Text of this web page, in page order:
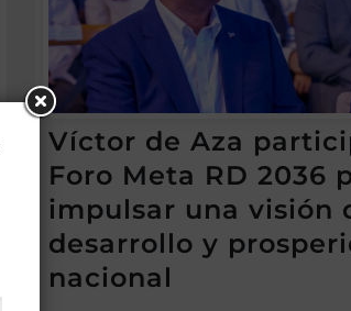
Víctor de Aza
Foro Meta RD 2036
impulsar una visión
desarrollo y
nacional